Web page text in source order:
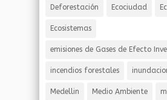
Deforestación Ecociudad
Ecosistemas
emisiones de Gases de Efecto
incendios forestales
Medellin Medio Ambiente